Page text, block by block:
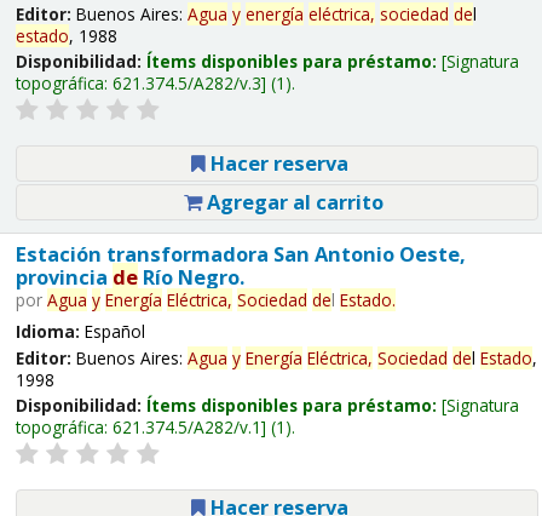
Editor: Buenos Aires: Agua y energía eléctrica, sociedad del
estado, 1988
Disponibilidad: Ítems disponibles para préstamo: Signatura
topográfica: 621.374.5/A282/v.3 (1).
Hacer reserva
Agregar al carrito
Estación transformadora San Antonio Oeste,
provincia deRío Negro.
por Agua y Energía Eléctrica, Sociedad del Estado.
Idioma: Español
Editor: Buenos Aires: Agua y Energía Eléctrica, Sociedad del Estado,
1998
Disponibilidad: Ítems disponibles para préstamo: Signatura
topográfica: 621.374.5/A282/v.1 (1).
Hacer reserva